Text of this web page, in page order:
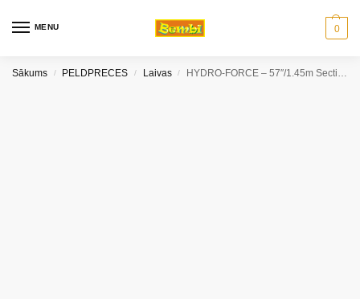
MENU 0
Sākums / PELDPRECES / Laivas / HYDRO-FORCE – 57″/1.45m Sectional Aluminum Oars